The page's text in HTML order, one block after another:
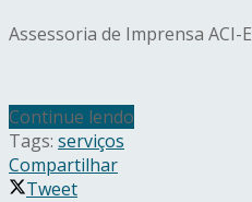
Assessoria de Imprensa ACI-E
Continue lendo
Tags: serviços
Compartilhar
Tweet